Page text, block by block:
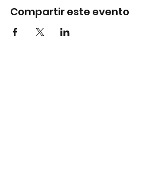
Compartir este evento